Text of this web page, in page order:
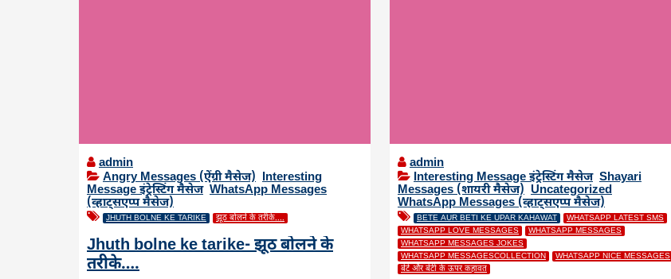
admin
Angry Messages (ऐंग्री मैसेज) Interesting
Message इंट्रेस्टिंग मैसेज, WhatsApp Messages
(व्हाट्सएप्प मैसेज)
JHUTH BOLNE KE TARIKE झूठ बोलने के तरीके....
Jhuth bolne ke tarike- झूठ बोलने के
तरीके….
admin
Interesting Message इंट्रेस्टिंग मैसेज, Shayari
Messages (शायरी मैसेज) Uncategorized
WhatsApp Messages (व्हाट्सएप्प मैसेज)
BETE AUR BETI KE UPAR KAHAWAT
WHATSAPP LATEST SMS
WHATSAPP LOVE MESSAGES
WHATSAPP MESSAGES
WHATSAPP MESSAGES JOKES
WHATSAPP MESSAGESCOLLECTION
WHATSAPP NICE MESSAGES
बेटे और बेटी के ऊपर कहावत